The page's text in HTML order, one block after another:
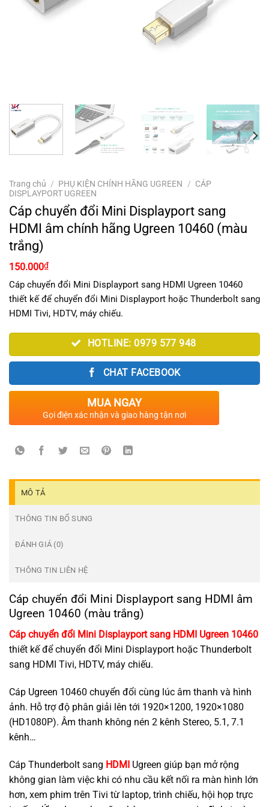
Trang chủ / PHỤ KIỆN CHÍNH HÃNG UGREEN / CÁP
DISPLAYPORT UGREEN
Cáp chuyển đổi Mini Displayport sang
HDMI âm chính hãng Ugreen 10460 (màu
trắng)
150.000₫
Cáp chuyển đổi Mini Displayport sang HDMI Ugreen 10460
thiết kế để chuyển đổi Mini Displayport hoặc Thunderbolt sang
HDMI Tivi, HDTV, máy chiếu.
HOTLINE: 0979 577 948
CHAT FACEBOOK
MUA NGAY
Gọi điện xác nhận và giao hàng tận nơi
MÔ TẢ
THÔNG TIN BỔ SUNG
ĐÁNH GIÁ (0)
THÔNG TIN LIÊN HỆ
Cáp chuyển đổi Mini Displayport sang HDMI âm
Ugreen 10460 (màu trắng)
Cáp chuyển đổi Mini Displayport sang HDMI Ugreen 10460
thiết kế để chuyển đổi Mini Displayport hoặc Thunderbolt
sang HDMI Tivi, HDTV, máy chiếu.
Cáp Ugreen 10460 chuyển đổi cùng lúc âm thanh và hình
ảnh. Hỗ trợ độ phân giải lên tới 1920×1200, 1920×1080
(HD1080P). Âm thanh không nén 2 kênh Stereo, 5.1, 7.1
kênh…
Cáp Thunderbolt sang HDMI Ugreen giúp bạn mở rộng
không gian làm việc khi có nhu cầu kết nối ra màn hình lớn
hơn, xem phim trên Tivi từ laptop, trình chiếu, hội họp trực